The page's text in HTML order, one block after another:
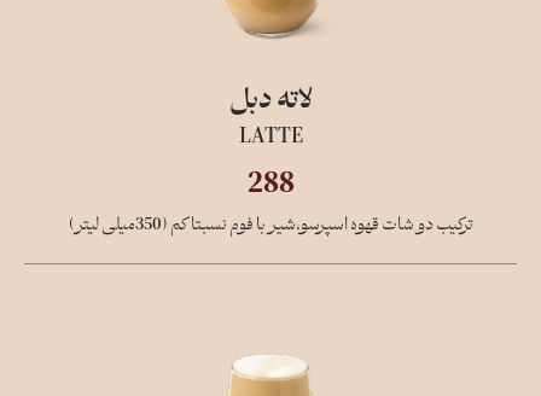
لاته دبل
LATTE
288
ترکیب دو شات قهوه اسپرسو،شیر با فوم نسبتا کم (350میلی لیتر)